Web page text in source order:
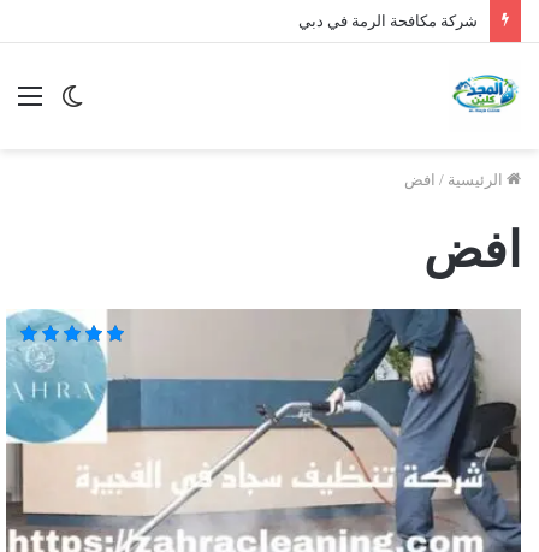
شركة مكافحة الرمة في دبي
الوضع
الرئيسية / افض
افض